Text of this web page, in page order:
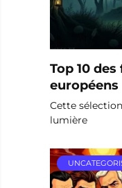
Top 10
européens
Cette
lumière